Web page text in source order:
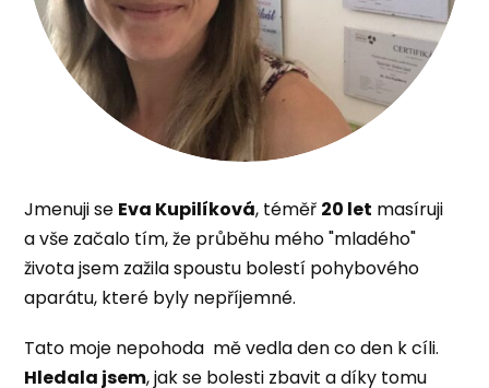
Jmenuji se Eva Kupilíková, téměř 20 let masíruji
a vše začalo tím, že průběhu mého "mladého"
života jsem zažila spoustu bolestí pohybového
aparátu, které byly nepříjemné.
Tato moje nepohoda mě vedla den co den k cíli.
Hledala jsem, jak se bolesti zbavit a díky tomu